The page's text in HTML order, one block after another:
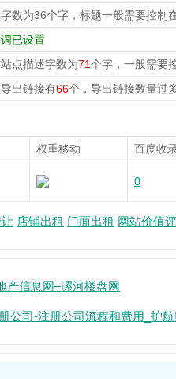
数为36个字，标题一般需要控制
已设置
点描述字数为71个字，一般需要
出链接有66个，导出链接数量过多
权重移动 百度收
0
店铺出租 门面出租 网站价值
产信息网–漯河楼盘网
公司-注册公司流程和费用_护